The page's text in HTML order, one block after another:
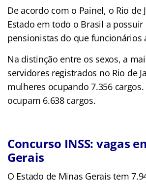
De acordo com o Painel, o Rio de
Estado em todo o Brasil a possuir
pensionistas do que funcionários
Na distinção entre os sexos, a
servidores registrados no Rio de
mulheres ocupando 7.356
ocupam 6.638 cargos.
Concurso INSS: vagas
Gerais
O Estado de Minas Gerais tem